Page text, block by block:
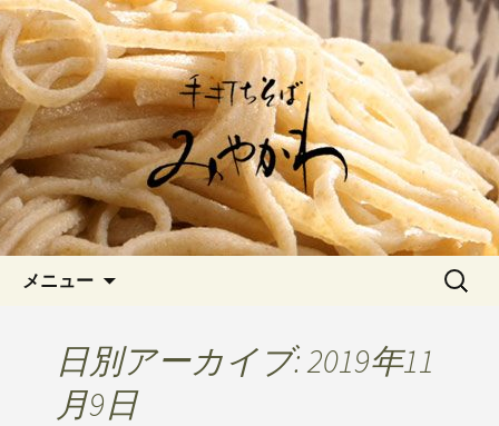
岡崎の「手打ちそば みやか
わ」のブログです
愛知県岡崎市でひっそりと佇む「手打
ちそばみやかわ」では自家製粉にこだ
わった一日十食限定の十割そばをお楽
しみいただけます。新しいそばや季節
の食材を使用した天婦羅メニューなど
新着情報はこちら
メニュー
検
日別アーカイブ: 2019年11
月9日